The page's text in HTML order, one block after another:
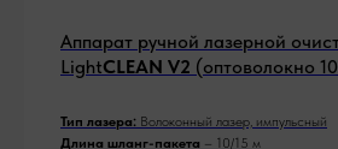
Аппарат ручной лазерной
LightCLEAN V2 (оптоволокно
Тип лазера: Волоконный лазер, импульсный
Длина шланг-пакета – 10/15 м